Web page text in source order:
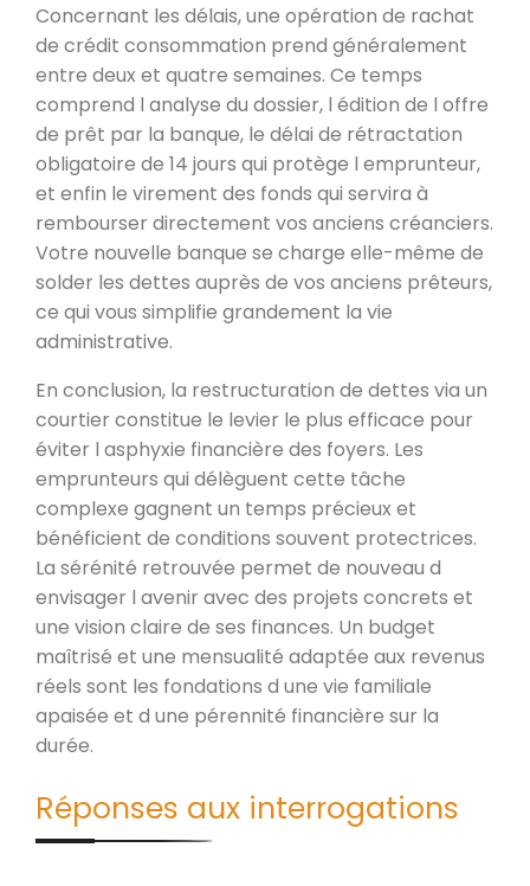
Concernant les délais, une opération de rachat
de crédit consommation prend généralement
entre deux et quatre semaines. Ce temps
comprend l analyse du dossier, l édition de l offre
de prêt par la banque, le délai de rétractation
obligatoire de 14 jours qui protège l emprunteur,
et enfin le virement des fonds qui servira à
rembourser directement vos anciens créanciers.
Votre nouvelle banque se charge elle-même de
solder les dettes auprès de vos anciens prêteurs,
ce qui vous simplifie grandement la vie
administrative.
En conclusion, la restructuration de dettes via un
courtier constitue le levier le plus efficace pour
éviter l asphyxie financière des foyers. Les
emprunteurs qui délèguent cette tâche
complexe gagnent un temps précieux et
bénéficient de conditions souvent protectrices.
La sérénité retrouvée permet de nouveau d
envisager l avenir avec des projets concrets et
une vision claire de ses finances. Un budget
maîtrisé et une mensualité adaptée aux revenus
réels sont les fondations d une vie familiale
apaisée et d une pérennité financière sur la
durée.
Réponses aux interrogations